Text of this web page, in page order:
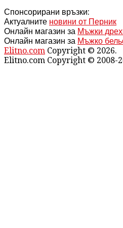
Спонсорирани връзки:
Актуалните новини от Перник
Онлайн магазин за Мъжки
Онлайн магазин за Мъжко
Elitno.com Copyright © 2026.
Elitno.com Copyright © 2008-